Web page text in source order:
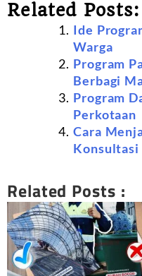
Related Posts:
Ide
Warga
Program
Berbagi
Program
Perkotaan
Cara
Konsultasi
Related Posts :